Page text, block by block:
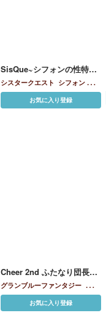
SisQue~シフォンの性特訓
~
シスタークエスト シフォン ステ
ラリリィ
お気に入り登録
Cheer 2nd ふたなり団長の
添い寝当番
グランブルーファンタジー アス
テールヴェトルエリンジータリ
リィ
お気に入り登録